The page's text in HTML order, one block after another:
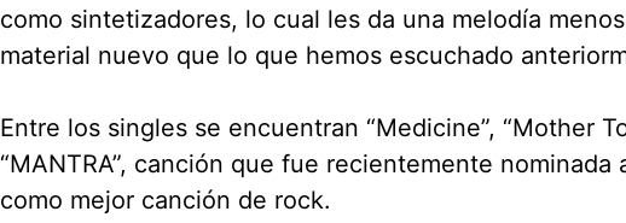
como sintetizadores, lo cual les da una melodía
material nuevo que lo que hemos escuchado
Entre los singles se encuentran “Medicine”, “Mother
“MANTRA”, canción que fue recientemente nominada
como mejor canción de rock.